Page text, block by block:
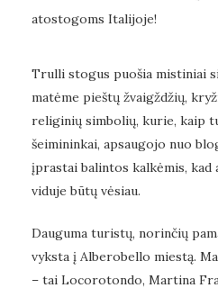
atostogoms Italijoje!
Trulli stogus puošia mistiniai
matėme pieštų žvaigždžių,
religinių simbolių, kurie, kaip
šeimininkai, apsaugojo nuo
įprastai balintos kalkėmis, kad
viduje būtų vėsiau.
Dauguma turistų, norinčių
vyksta į Alberobello miestą.
– tai Locorotondo, Martina